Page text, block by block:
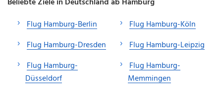
Flug Hamburg-Berlin
Flug Hamburg-Dresden
Flug Hamburg-
Düsseldorf
Flug Hamburg-Köln
Flug Hamburg-Leipzig
Flug Hamburg-
Memmingen